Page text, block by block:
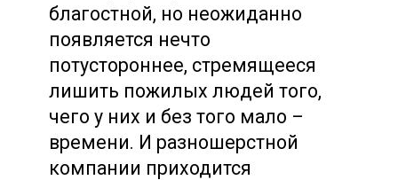
благостной, но неожиданно
появляется нечто
потустороннее, стремящееся
лишить пожилых людей того,
чего у них и без того мало –
времени. И разношерстной
компании приходится